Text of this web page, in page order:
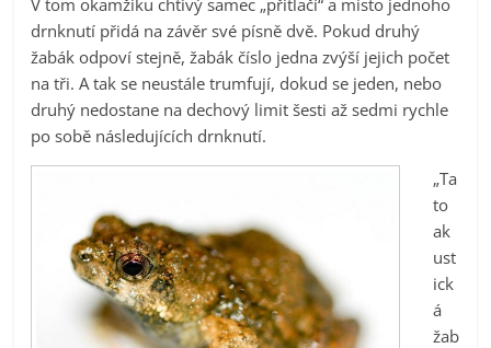
drnknutí přidá na závěr své písně dvě. Pokud druhý
žabák odpoví stejně, žabák číslo jedna zvýší jejich počet
na tři. A tak se neustále trumfují, dokud se jeden, nebo
druhý nedostane na dechový limit šesti až sedmi rychle
po sobě následujících drnknutí.
„Ta
to
ak
ust
ick
á
žab